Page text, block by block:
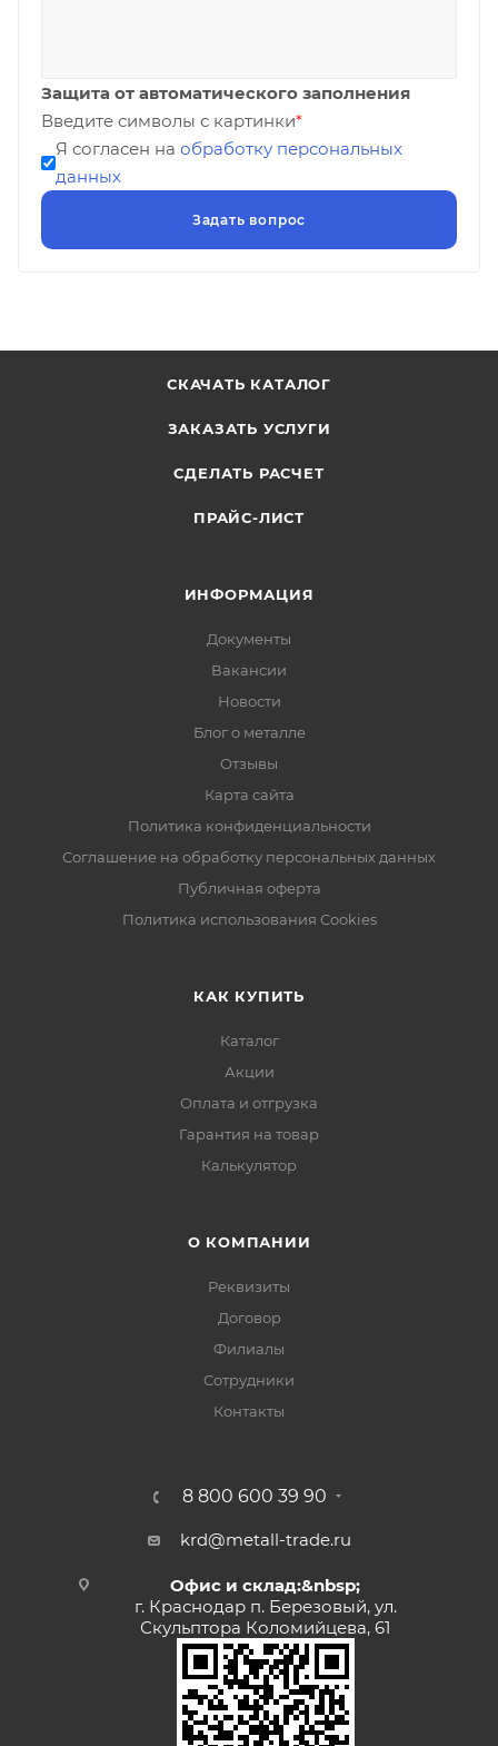
Защита от автоматического заполнения
Введите символы с картинки*
Я согласен на обработку персональных
данных
СКАЧАТЬ КАТАЛОГ
ЗАКАЗАТЬ УСЛУГИ
СДЕЛАТЬ РАСЧЕТ
ПРАЙС-ЛИСТ
ИНФОРМАЦИЯ
Документы
Вакансии
Новости
Блог о металле
Отзывы
Карта сайта
Политика конфиденциальности
Соглашение на обработку персональных данных
Публичная оферта
Политика использования Cookies
КАК КУПИТЬ
Каталог
Акции
Оплата и отгрузка
Гарантия на товар
Калькулятор
О КОМПАНИИ
Реквизиты
Договор
Филиалы
Сотрудники
Контакты
8 800 600 39 90
krd@metall-trade.ru
Офис и склад:&nbsp;
г. Краснодар п. Березовый, ул.
Скульптора Коломийцева, 61